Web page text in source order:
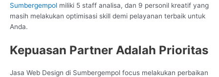
Sumbergempol miliki 5 staff analisa, dan 9 personil kreatif yang
masih melakukan optimisasi skill demi pelayanan terbaik untuk
Anda.
Kepuasan Partner Adalah Prioritas
Jasa Web Design di Sumbergempol focus melakukan perbaikan